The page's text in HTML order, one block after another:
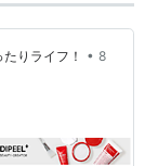
りライフ！ • 8